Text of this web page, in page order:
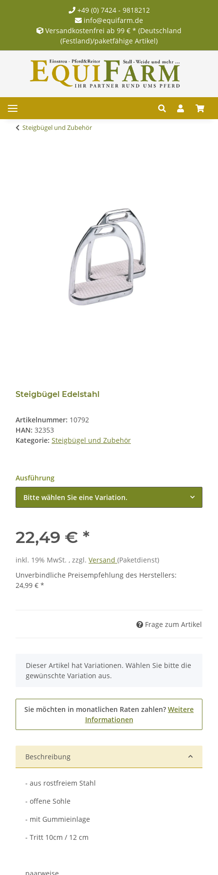
+49 (0) 7424 - 9818212
info@equifarm.de
Versandkostenfrei ab 99 € * (Deutschland
(Festland)/paketfähige Artikel)
Steigbügel und Zubehör
Steigbügel Edelstahl
Artikelnummer: 10792
HAN: 32353
Kategorie: Steigbügel und Zubehör
Ausführung
Bitte wählen Sie eine Variation.
22,49 € *
inkl. 19% MwSt. , zzgl. Versand (Paketdienst)
Unverbindliche Preisempfehlung des Herstellers:
24,99 € *
Frage zum Artikel
x
Dieser Artikel hat Variationen. Wählen Sie bitte die
gewünschte Variation aus.
Sie möchten in monatlichen Raten zahlen? Weitere
Informationen
Beschreibung
- aus rostfreiem Stahl
- offene Sohle
- mit Gummieinlage
- Tritt 10cm / 12 cm